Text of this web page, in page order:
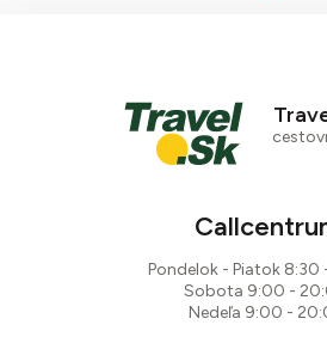
Pondelok - Piatok
Sobota 9:00 -
Nedeľa 9:00 -